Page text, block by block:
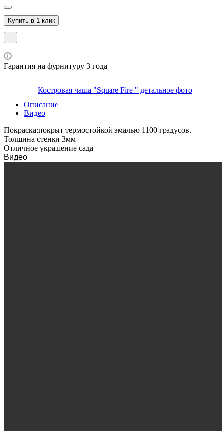
Купить в 1 клик
Гарантия на фурнитуру 3 года
Описание
Видео
Покраска:покрыт термостойкой эмалью 1100 градусов.
Толщина стенки 3мм
Отличное украшение сада
Видео